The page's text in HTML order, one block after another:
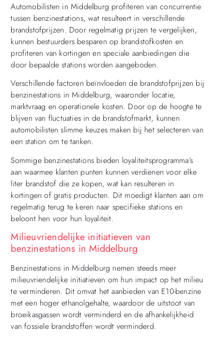
Automobilisten in Middelburg profiteren van concurrentie
tussen benzinestations, wat resulteert in verschillende
brandstofprijzen. Door regelmatig prijzen te vergelijken,
kunnen bestuurders besparen op brandstofkosten en
profiteren van kortingen en speciale aanbiedingen die
door bepaalde stations worden aangeboden.
Verschillende factoren beïnvloeden de brandstofprijzen bij
benzinestations in Middelburg, waaronder locatie,
marktvraag en operationele kosten. Door op de hoogte te
blijven van fluctuaties in de brandstofmarkt, kunnen
automobilisten slimme keuzes maken bij het selecteren van
een station om te tanken.
Sommige benzinestations bieden loyaliteitsprogramma’s
aan waarmee klanten punten kunnen verdienen voor elke
liter brandstof die ze kopen, wat kan resulteren in
kortingen of gratis producten. Dit moedigt klanten aan om
regelmatig terug te keren naar specifieke stations en
beloont hen voor hun loyaliteit.
Milieuvriendelijke initiatieven van
benzinestations in Middelburg
Benzinestations in Middelburg nemen steeds meer
milieuvriendelijke initiatieven om hun impact op het milieu
te verminderen. Dit omvat het aanbieden van E10-benzine
met een hoger ethanolgehalte, waardoor de uitstoot van
broeikasgassen wordt verminderd en de afhankelijkheid
van fossiele brandstoffen wordt verminderd.